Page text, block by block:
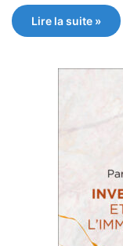
Lire la suite »